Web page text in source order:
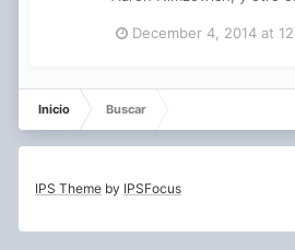
December 4, 2014 at
Inicio Buscar
IPS Theme by IPSFocus